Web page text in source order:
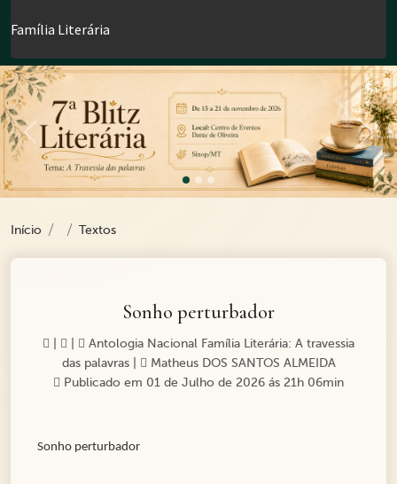
Previous
Início Textos
Sonho perturbador
Antologia Nacional Família Literária: A travessia
das palavras|
Matheus DOS SANTOS ALMEIDA
Publicado em 01 de Julho de 2026 ás 21h 06min
Sonho perturbador